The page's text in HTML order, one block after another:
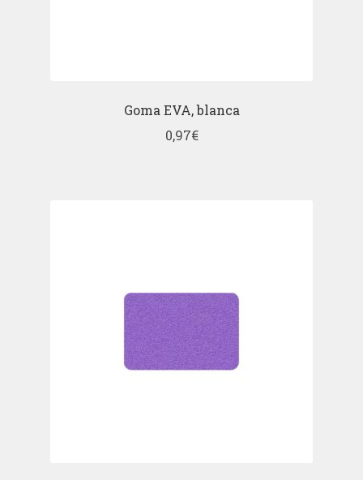
Goma EVA, blanca
0,97€